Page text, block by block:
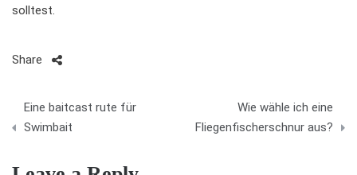
solltest.
Share
e
Eine baitcast rute für
Swimbait
Wie wähle ich eine
Fliegenfischerschnur aus?